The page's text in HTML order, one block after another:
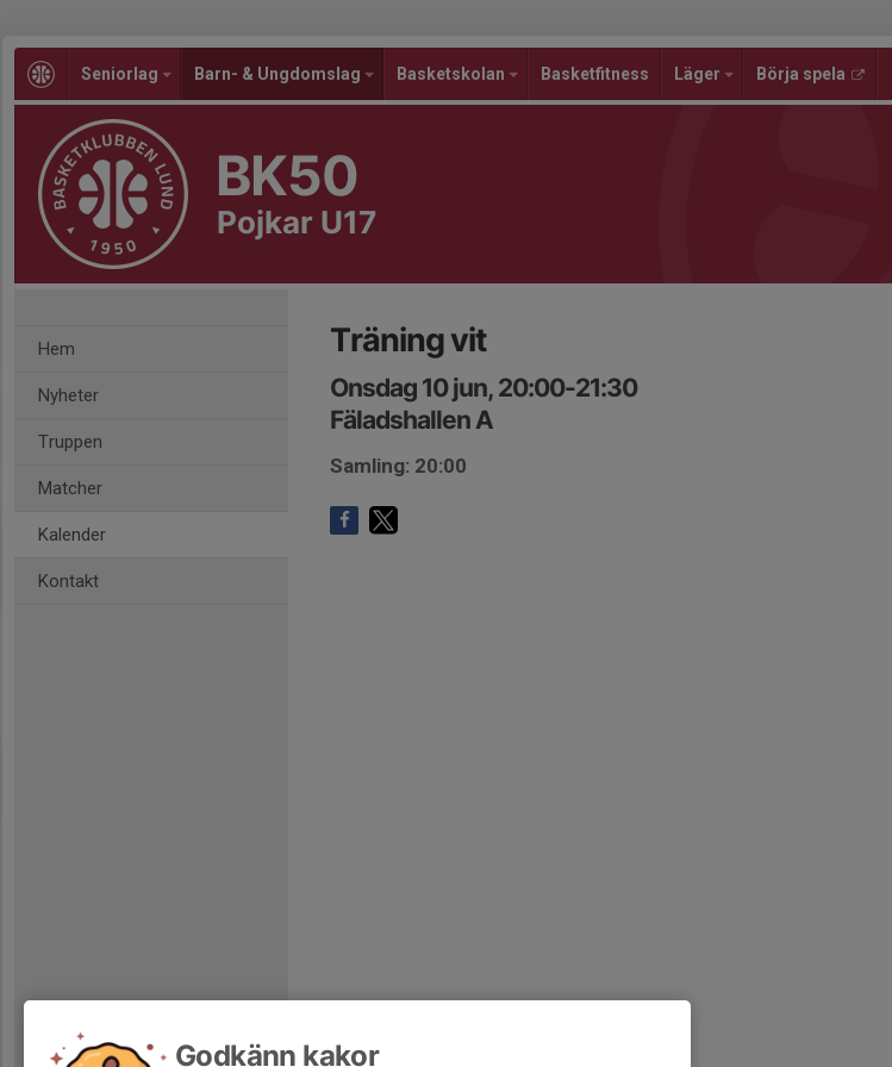
Seniorlag Barn- & Ungdomslag Basketskolan Basketfitness Läger Börja spela
BK50
Pojkar U17
Hem
Nyheter
Truppen
Matcher
Kalender
Kontakt
Träning vit
Onsdag 10 jun, 20:00-21:30
Fäladshallen A
Samling: 20:00
Godkänn kakor